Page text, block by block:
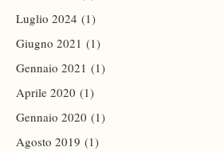
Luglio 2024 (1)
Giugno 2021 (1)
Gennaio 2021 (1)
Aprile 2020 (1)
Gennaio 2020 (1)
Agosto 2019 (1)